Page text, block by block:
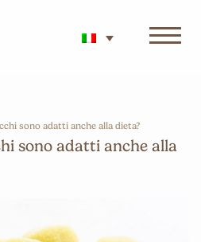
sono adatti anche alla dieta?
sono adatti anche alla